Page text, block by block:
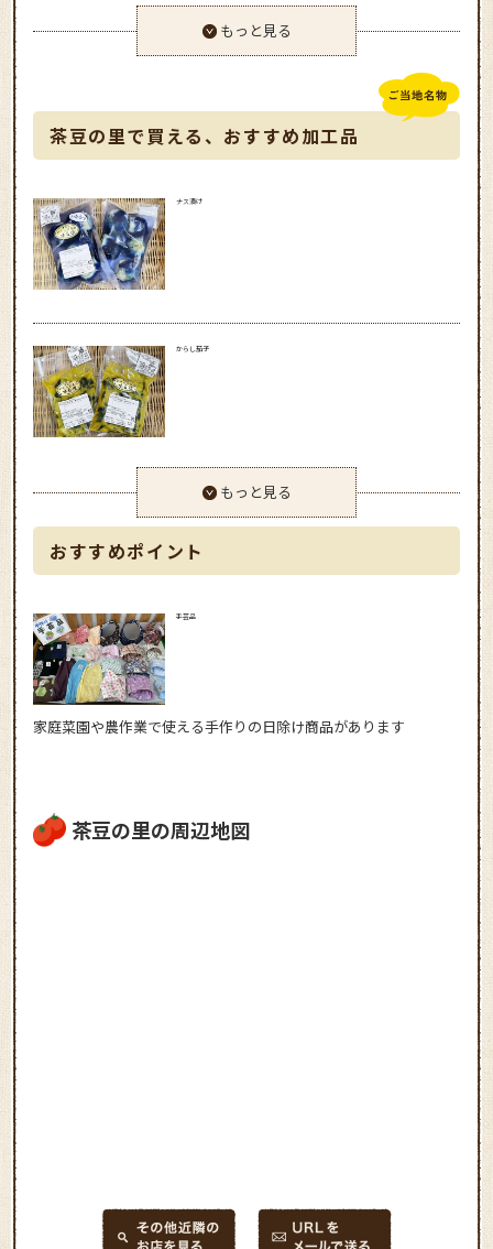
もっと見る
茶豆の里で買える、おすすめ加工品
ナス漬け
からし茄子
もっと見る
おすすめポイント
手芸品
家庭菜園や農作業で使える手作りの日除け商品があります
茶豆の里の周辺地図